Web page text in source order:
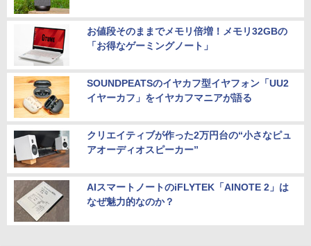
お値段そのままでメモリ倍増！メモリ32GBの
「お得なゲーミングノート」
SOUNDPEATSのイヤカフ型イヤフォン「UU2
イヤーカフ」をイヤカフマニアが語る
クリエイティブが作った2万円台の“小さなピュ
アオーディオスピーカー”
AIスマートノートのiFLYTEK「AINOTE 2」は
なぜ魅力的なのか？